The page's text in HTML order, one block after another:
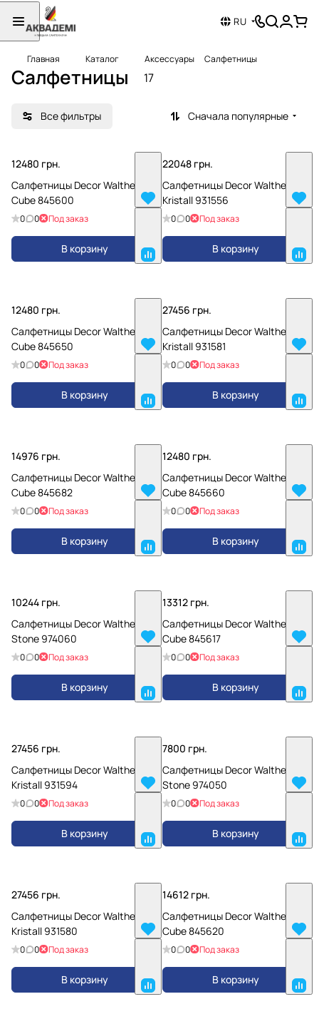
RU
Главная Каталог Аксессуары Салфетницы
Салфетницы 17
Все фильтры Сначала популярные
12480 грн.
Салфетницы Decor Walther
Cube 845600
0 0 Под заказ
В корзину
22048 грн.
Салфетницы Decor Walther
Kristall 931556
0 0 Под заказ
В корзину
12480 грн.
Салфетницы Decor Walther
Cube 845650
0 0 Под заказ
В корзину
27456 грн.
Салфетницы Decor Walther
Kristall 931581
0 0 Под заказ
В корзину
14976 грн.
Салфетницы Decor Walther
Cube 845682
0 0 Под заказ
В корзину
12480 грн.
Салфетницы Decor Walther
Cube 845660
0 0 Под заказ
В корзину
10244 грн.
Салфетницы Decor Walther
Stone 974060
0 0 Под заказ
В корзину
13312 грн.
Салфетницы Decor Walther
Cube 845617
0 0 Под заказ
В корзину
27456 грн.
Салфетницы Decor Walther
Kristall 931594
0 0 Под заказ
В корзину
7800 грн.
Салфетницы Decor Walther
Stone 974050
0 0 Под заказ
В корзину
27456 грн.
Салфетницы Decor Walther
Kristall 931580
0 0 Под заказ
В корзину
14612 грн.
Салфетницы Decor Walther
Cube 845620
0 0 Под заказ
В корзину